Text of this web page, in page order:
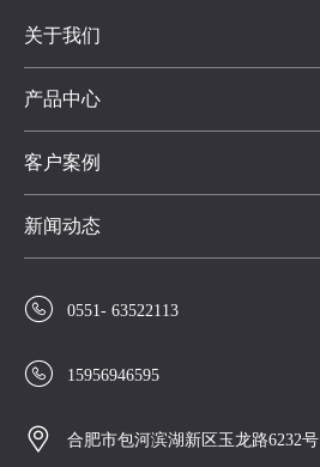
关于我们
产品中心
客户案例
新闻动态
 0551- 63522113
 15956946595
 合肥市包河滨湖新区玉龙路6232号